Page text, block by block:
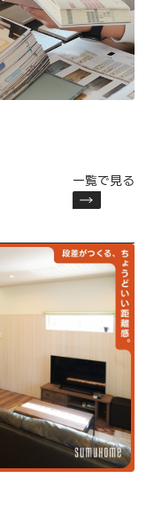
一覧で見る